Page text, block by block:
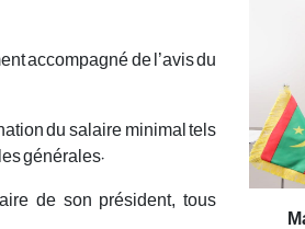
accompagné de l’avis du
du salaire minimal tels
générales.
de son président, tous